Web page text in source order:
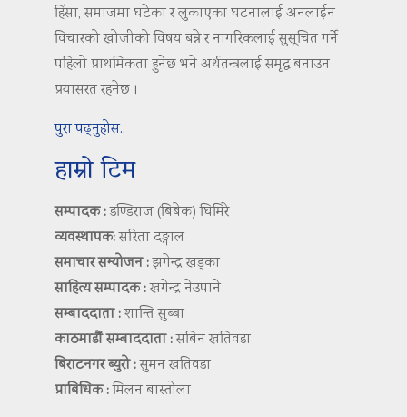
हिंसा, समाजमा घटेका र लुकाएका घटनालाई अनलाईन
विचारको खोजीको विषय बन्ने र नागरिकलाई सुसूचित गर्ने
पहिलो प्राथमिकता हुनेछ भने अर्थतन्त्रलाई समृद्ध बनाउन
प्रयासरत रहनेछ ।
पुरा पढ्नुहोस..
हाम्रो टिम
सम्पादक :डण्डिराज (बिबेक) घिमिरे
व्यवस्थापक:सरिता दङ्गाल
समाचार सम्योजन :झगेन्द्र खड्का
साहित्य सम्पादक :खगेन्द्र नेउपाने
सम्बाददाता :शान्ति सुब्बा
काठमाडौं सम्बाददाता :सबिन खतिवडा
बिराटनगर ब्युरो :सुमन खतिवडा
प्राबिधिक :मिलन बास्तोला